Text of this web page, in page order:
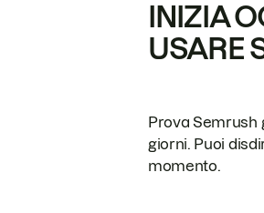
INIZIA
USARE
Prova Semrush
giorni. Puoi
momento.